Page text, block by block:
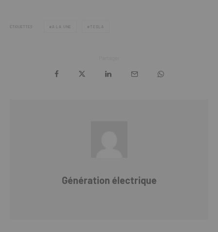
ÉTIQUETTES A LA UNE TESLA
Génération électrique